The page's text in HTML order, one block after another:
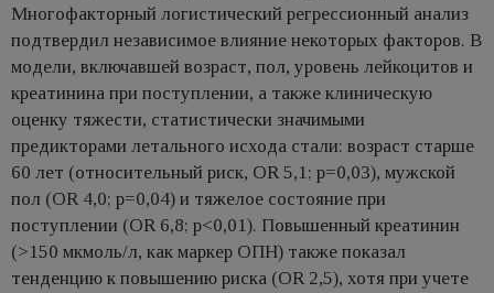
Многофакторный логистический регрессионный анализ
подтвердил независимое влияние некоторых факторов. В
модели, включавшей возраст, пол, уровень лейкоцитов и
креатинина при поступлении, а также клиническую
оценку тяжести, статистически значимыми
предикторами летального исхода стали: возраст старше
60 лет (относительный риск, OR 5,1; p=0,03), мужской
пол (OR 4,0; p=0,04) и тяжелое состояние при
поступлении (OR 6,8; p<0,01). Повышенный креатинин
(>150 мкмоль/л, как маркер ОПН) также показал
тенденцию к повышению риска (OR 2,5), хотя при учете